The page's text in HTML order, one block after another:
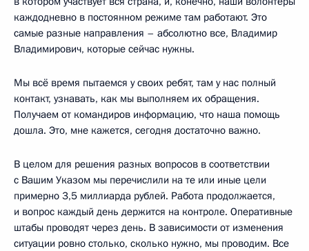
каждодневно в постоянном режиме там работают. Это
самые разные направления – абсолютно все, Владимир
Владимирович, которые сейчас нужны.
Мы всё время пытаемся у своих ребят, там у нас полный
контакт, узнавать, как мы выполняем их обращения.
Получаем от командиров информацию, что наша помощь
дошла. Это, мне кажется, сегодня достаточно важно.
В целом для решения разных вопросов в соответствии
с Вашим Указом мы перечислили на те или иные цели
примерно 3,5 миллиарда рублей. Работа продолжается,
и вопрос каждый день держится на контроле. Оперативные
штабы проводят через день. В зависимости от изменения
ситуации ровно столько, сколько нужно, мы проводим. Все